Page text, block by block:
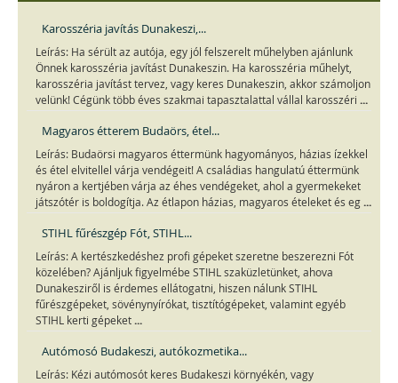
Karosszéria javítás Dunakeszi,...
Leírás: Ha sérült az autója, egy jól felszerelt műhelyben ajánlunk
Önnek karosszéria javítást Dunakeszin. Ha karosszéria műhelyt,
karosszéria javítást tervez, vagy keres Dunakeszin, akkor számoljon
velünk! Cégünk több éves szakmai tapasztalattal vállal karosszéri ...
Magyaros étterem Budaörs, étel...
Leírás: Budaörsi magyaros éttermünk hagyományos, házias ízekkel
és étel elvitellel várja vendégeit! A családias hangulatú éttermünk
nyáron a kertjében várja az éhes vendégeket, ahol a gyermekeket
játszótér is boldogítja. Az étlapon házias, magyaros ételeket és eg ...
STIHL fűrészgép Fót, STIHL...
Leírás: A kertészkedéshez profi gépeket szeretne beszerezni Fót
közelében? Ajánljuk figyelmébe STIHL szaküzletünket, ahova
Dunakesziről is érdemes ellátogatni, hiszen nálunk STIHL
fűrészgépeket, sövénynyírókat, tisztítógépeket, valamint egyéb
STIHL kerti gépeket ...
Autómosó Budakeszi, autókozmetika...
Leírás: Kézi autómosót keres Budakeszi környékén, vagy